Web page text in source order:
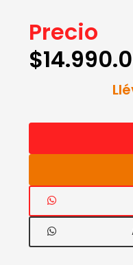
Precio
$